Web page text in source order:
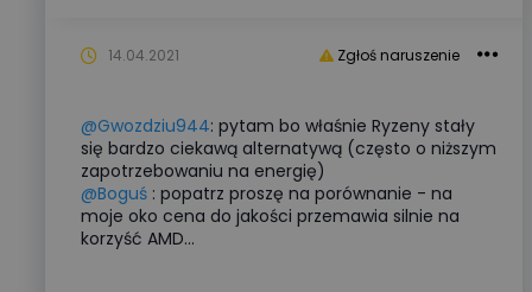
Zgłoś naruszenie
14.04.2021
@Gwozdziu944: pytam bo właśnie Ryzeny stały
się bardzo ciekawą alternatywą (często o niższym
zapotrzebowaniu na energię)
@Boguś : popatrz proszę na porównanie - na
moje oko cena do jakości przemawia silnie na
korzyść AMD...